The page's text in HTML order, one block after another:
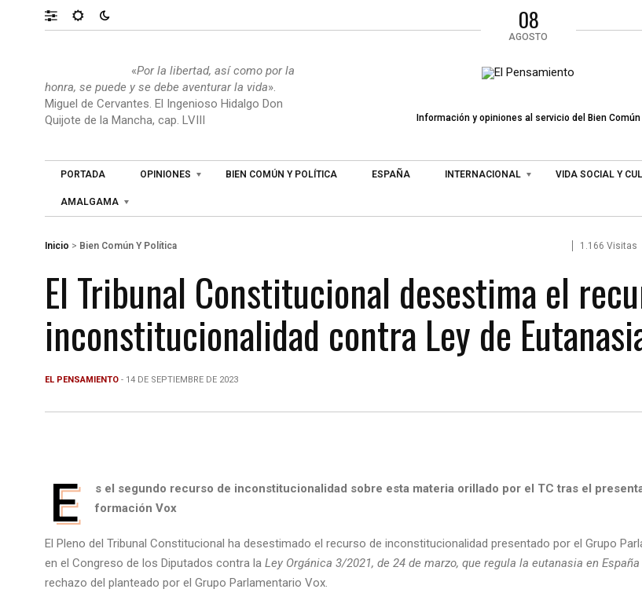
08
AGOSTO
«Por la libertad, así como por la
honra, se puede y se debe aventurar la vida».
Miguel de Cervantes. El Ingenioso Hidalgo Don
Quijote de la Mancha, cap. LVIII
Información y opiniones al servicio del Bien Común
PORTADA OPINIONES BIEN COMÚN Y POLÍTICA ESPAÑA INTERNACIONAL VIDA SOCIAL Y
AMALGAMA
Inicio > Bien Común Y Política 1.166 Visitas
El Tribunal Constitucional desestima el
inconstitucionalidad contra Ley de
EL PENSAMIENTO - 14 DE SEPTIEMBRE DE 2023
E
s el segundo recurso de inconstitucionalidad sobre esta materia orillado por el TC tras el
formación Vox
El Pleno del Tribunal Constitucional ha desestimado el recurso de inconstitucionalidad presentado por el Grupo
en el Congreso de los Diputados contra la Ley Orgánica 3/2021, de 24 de marzo, que regula la eutanasia en España
rechazo del planteado por el Grupo Parlamentario Vox.